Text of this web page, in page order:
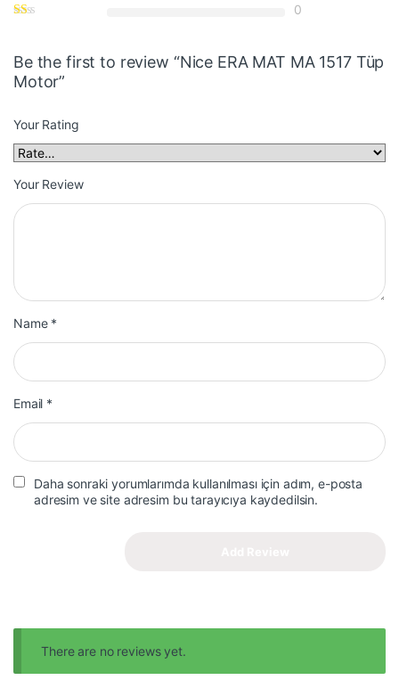
0
Be the first to review “Nice ERA MAT MA 1517 Tüp
Motor”
Your Rating
Your Review
Name *
Email *
Daha sonraki yorumlarımda kullanılması için adım, e-posta
adresim ve site adresim bu tarayıcıya kaydedilsin.
There are no reviews yet.